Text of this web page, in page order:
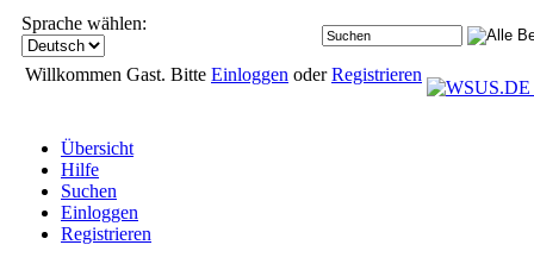
Sprache wählen:
Willkommen Gast. Bitte Einloggen oderRegistrieren
Übersicht
Hilfe
Suchen
Einloggen
Registrieren